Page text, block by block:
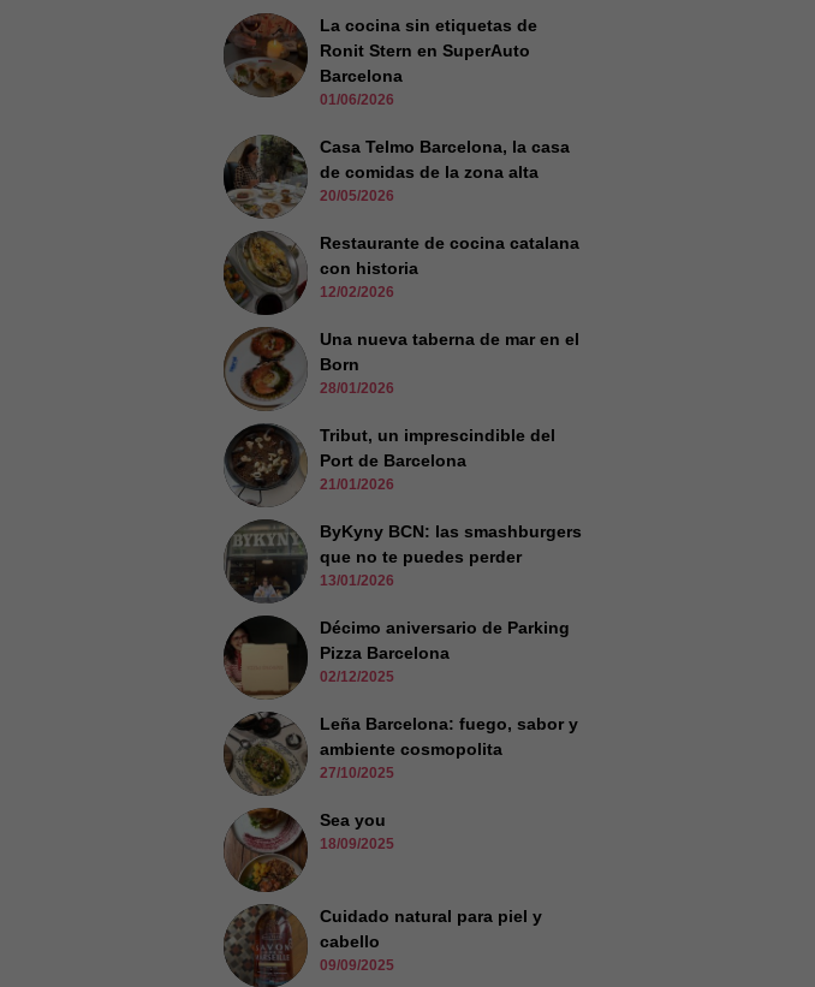
La cocina sin etiquetas de
Ronit Stern en SuperAuto
Barcelona
01/06/2026
Casa Telmo Barcelona, la casa
de comidas de la zona alta
20/05/2026
Restaurante de cocina catalana
con historia
12/02/2026
Una nueva taberna de mar en el
Born
28/01/2026
Tribut, un imprescindible del
Port de Barcelona
21/01/2026
ByKyny BCN: las smashburgers
que no te puedes perder
13/01/2026
Décimo aniversario de Parking
Pizza Barcelona
02/12/2025
Leña Barcelona: fuego, sabor y
ambiente cosmopolita
27/10/2025
Sea you
18/09/2025
Cuidado natural para piel y
cabello
09/09/2025